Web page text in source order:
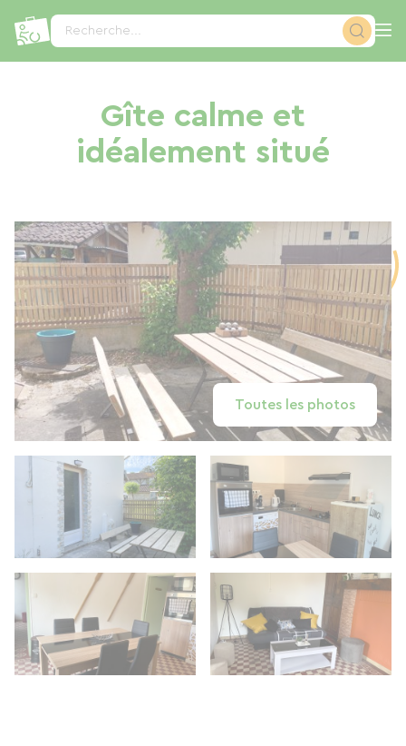
Recherche...
Gîte calme et
idéalement situé
Toutes les photos
Panneau de gestion des cookies